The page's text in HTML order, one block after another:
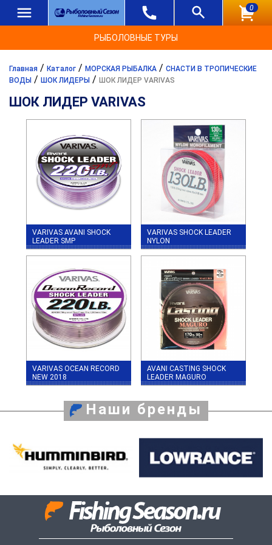
0
РЫБОЛОВНЫЕ ТУРЫ
Главная / Каталог / МОРСКАЯ РЫБАЛКА / СНАСТИ В ТРОПИЧЕСКИЕ
ВОДЫ / ШОК ЛИДЕРЫ / ШОК ЛИДЕР VARIVAS
ШОК ЛИДЕР VARIVAS
VARIVAS AVANI SHOCK
LEADER SMP
VARIVAS SHOCK LEADER
NYLON
VARIVAS OCEAN RECORD
NEW 2018
AVANI CASTING SHOCK
LEADER MAGURO
Наши бренды